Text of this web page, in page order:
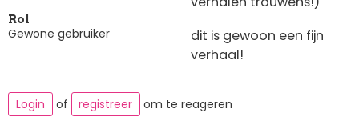
Rol
Gewone gebruiker
dit is gewoon een fijn
verhaal!
Login of registreer om te reageren